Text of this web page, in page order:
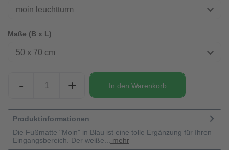
moin leuchtturm
Maße (B x L)
50 x 70 cm
- + In den Warenkorb
Produktinformationen
Die Fußmatte "Moin" in Blau ist eine tolle Ergänzung für Ihren
Eingangsbereich. Der weiße...
mehr